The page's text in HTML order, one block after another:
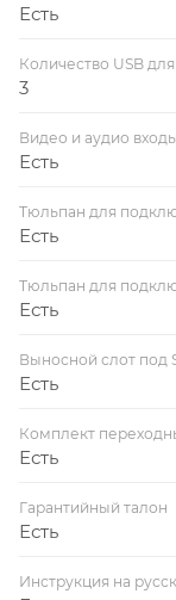
Есть
Количество USB
3
Видео и аудио
Есть
Тюльпан для
Есть
Тюльпан для
Есть
Выносной слот под
Есть
Комплект
Есть
Гарантийный талон
Есть
Инструкция на